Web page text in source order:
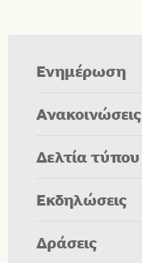
Ενημέρωση
Ανακοινώσεις
Δελτία τύπου
Εκδηλώσεις
Δράσεις